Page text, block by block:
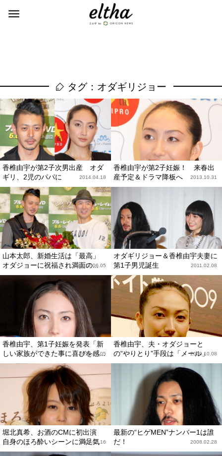
タグ：オダギリジョー
香椎由宇が第2子次男出産 オダ
ギリ、2児のパパに
2014.04.18
香椎由宇が第2子妊娠！ 来春出
産予定＆ドラマ降板へ
2013.10.31
山本太郎、新婚生活は「最高」
オダジョーに祝福され満面の...
2012.06.05
オダギリジョー＆香椎由宇夫妻に
第1子男児誕生
2011.02.08
香椎由宇、第1子妊娠を発表「新
しい家族ができた事に喜びを感...
2010.09.05
香椎由宇、夫・オダジョーと
の“やりとり”手段は「メール」
2009.10.08
堀北真希、お酒のCMに初出演
自身のほろ酔いシーンに満足気
2009.03.16
最新の“ヒゲMEN”ナンバー1は誰
だ！
2008.02.28